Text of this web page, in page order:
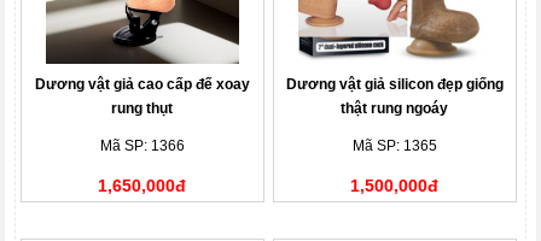
Dương vật giả cao cấp đế xoay
rung thụt
Mã SP: 1366
1,650,000đ
Dương vật giả silicon đẹp giống
thật rung ngoáy
Mã SP: 1365
1,500,000đ